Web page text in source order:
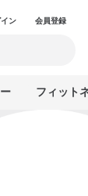
ン 会員登録
フィット